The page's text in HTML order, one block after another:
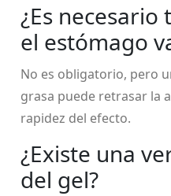
¿Es
el estómago
No es obligatorio, pero
grasa puede retrasar la
rapidez del efecto.
¿Existe una
del gel?